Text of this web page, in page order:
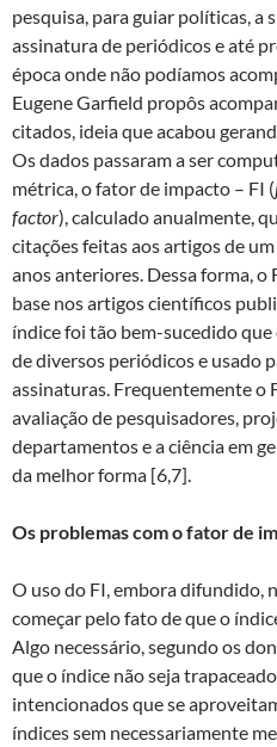
pesquisa, para guiar políticas, a
assinatura de periódicos e até
época onde não podíamos
Eugene Garfield propôs
citados, ideia que acabou
Os dados passaram a ser
métrica, o fator de impacto – FI (
factor), calculado anualmente,
citações feitas aos artigos de
anos anteriores. Dessa forma, o
base nos artigos científicos
índice foi tão bem-sucedido
de diversos periódicos e usado
assinaturas. Frequentemente o
avaliação de pesquisadores,
departamentos e a ciência em
da melhor forma [6,7].
Os problemas com o fator de
O uso do FI, embora difundido,
começar pelo fato de que o
Algo necessário, segundo os
que o índice não seja
intencionados que se
índices sem necessariamente